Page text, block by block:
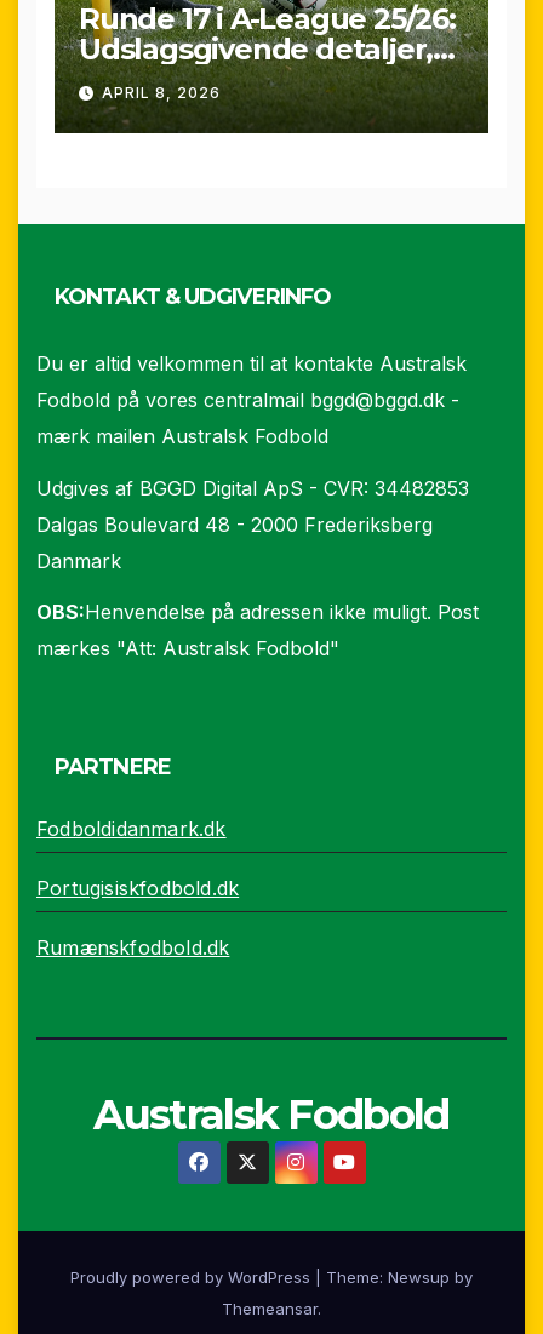
Runde 17 i A-League 25/26:
Udslagsgivende detaljer,
sene scoringer og VAR-
drama
APRIL 8, 2026
KONTAKT & UDGIVERINFO
Du er altid velkommen til at kontakte Australsk
Fodbold på vores centralmail bggd@bggd.dk -
mærk mailen Australsk Fodbold
Udgives af BGGD Digital ApS - CVR: 34482853
Dalgas Boulevard 48 - 2000 Frederiksberg
Danmark
OBS:Henvendelse på adressen ikke muligt. Post
mærkes "Att: Australsk Fodbold"
PARTNERE
Fodboldidanmark.dk
Portugisiskfodbold.dk
Rumænskfodbold.dk
Australsk Fodbold
Proudly powered by WordPress
Theme: Newsup by
Themeansar.